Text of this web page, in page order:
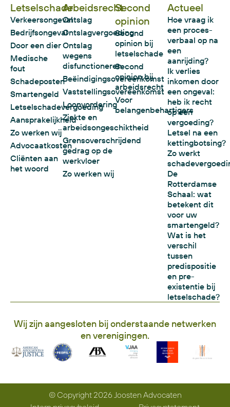
Letselschade
Verkeersongeval
Bedrijfsongeval
Door een dier
Medische
fout
Schadeposten
Smartengeld
Letselschadevergoeding
Aansprakelijkheid
Zo werken wij
Advocaatkosten
Cliënten aan
het woord
Arbeidsrecht
Ontslag
Ontslagvergoeding
Ontslag
wegens
disfunctioneren
Beëindigingsovereenkomst
Vaststellingsovereenkomst
Loonvordering
Ziekte en
arbeidsongeschiktheid
Grensoverschrijdend
gedrag op de
werkvloer
Zo werken wij
Second
opinion
Second
opinion bij
letselschade
Second
opinion bij
arbeidsrecht
Voor
belangenbehartigers
Actueel
Hoe vraag ik
een proces-
verbaal op na
een
aanrijding?
Ik verlies
inkomen door
een ongeval:
heb ik recht
op een
vergoeding?
Letsel na een
kettingbotsing?
Zo werkt
De
Rotterdamse
Schaal: wat
betekent dit
voor uw
smartengeld?
Wat is het
verschil
tussen
predispositie
en pre-
existentie bij
letselschade?
Wij zijn aangesloten bij onderstaande netwerken
en verenigingen.
© Copyright 2026 Joosten Advocaten